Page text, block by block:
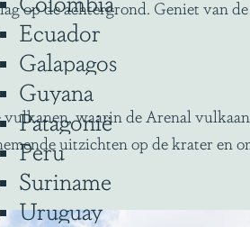
Ecuador
Galapagos
Guyana
Patagonië
Peru
Suriname
Uruguay
op de achtergrond. Geniet van
waarin de Arenal
uitzichten op de krater en